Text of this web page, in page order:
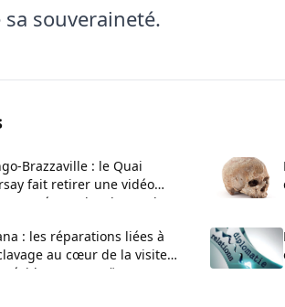
souveraineté.
Brazzaville : le Quai
fait retirer une vidéo
sur les demandes
: les réparations liées à
au cœur de la visite
en Jamaïque